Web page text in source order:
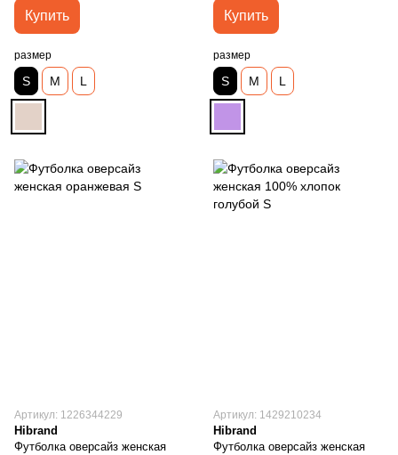
Купить
размер
S M L
Купить
размер
S M L
Артикул: 1226344229
Hibrand
Футболка оверсайз женская
Артикул: 1429210234
Hibrand
Футболка оверсайз женская